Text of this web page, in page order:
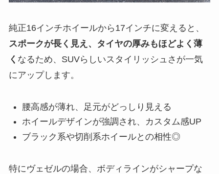
純正16インチホイールから17インチに変えると、
スポークが長く見え、タイヤの厚みもほどよく薄
く なるため、SUVらしいスタイリッシュさが一気
にアップします。
腰高感が薄れ、足元がどっしり見える
ホイールデザインが強調され、カスタム感UP
ブラック系や切削系ホイールとの相性◎
特にヴェゼルの場合、ボディラインがシャープな